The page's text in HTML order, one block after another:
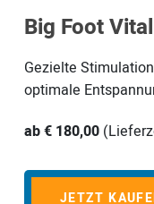
Big Foot
Gezielte
optimale
ab € 180,00
JETZT